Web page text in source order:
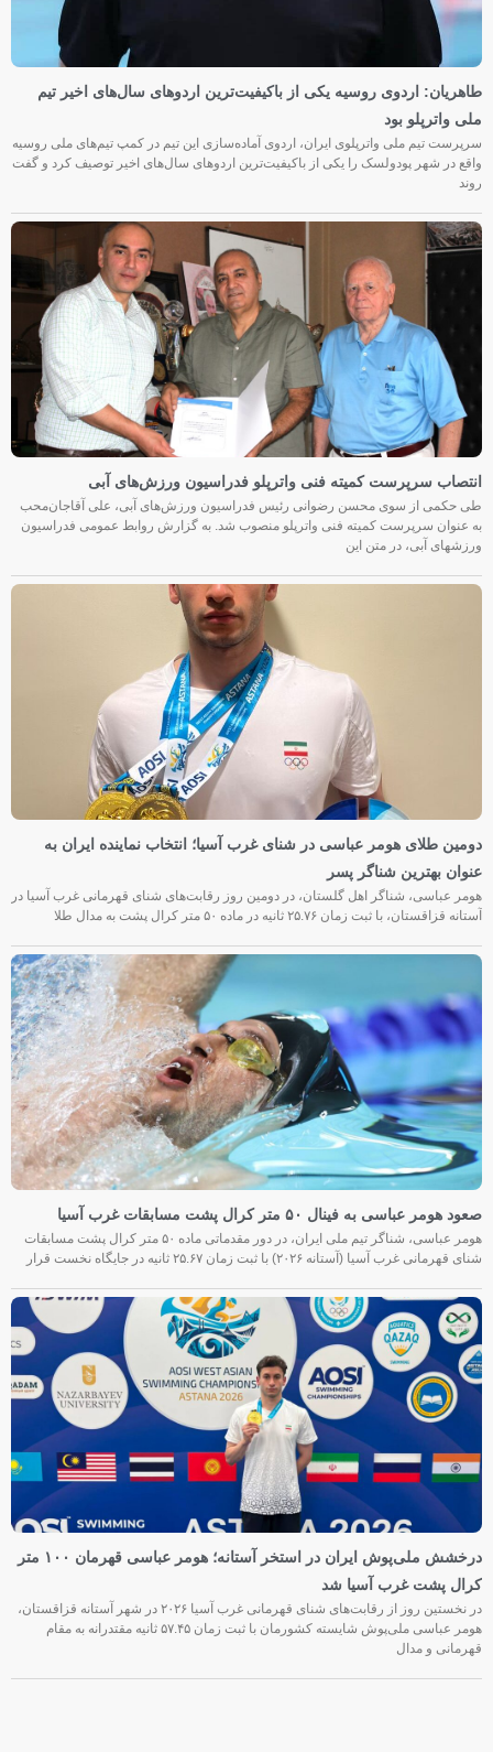
طاهریان: اردوی روسیه یکی از باکیفیت‌ترین اردوهای سال‌های اخیر تیم
ملی واترپلو بود
سرپرست تیم ملی واترپلوی ایران، اردوی آماده‌سازی این تیم در کمپ تیم‌های ملی روسیه
واقع در شهر پودولسک را یکی از باکیفیت‌ترین اردوهای سال‌های اخیر توصیف کرد و گفت
روند
انتصاب سرپرست کمیته فنی واترپلو فدراسیون ورزش‌های آبی
طی حکمی از سوی محسن رضوانی رئیس فدراسیون ورزش‌های آبی، علی آقاجان‌محب
به عنوان سرپرست کمیته فنی واترپلو منصوب شد. به گزارش روابط عمومی فدراسیون
ورزشهای آبی، در متن این
دومین طلای هومر عباسی در شنای غرب آسیا؛ انتخاب نماینده ایران به
عنوان بهترین شناگر پسر
هومر عباسی، شناگر اهل گلستان، در دومین روز رقابت‌های شنای قهرمانی غرب آسیا در
آستانه قزاقستان، با ثبت زمان ۲۵.۷۶ ثانیه در ماده ۵۰ متر کرال پشت به مدال طلا
صعود هومر عباسی به فینال ۵۰ متر کرال پشت مسابقات غرب آسیا
هومر عباسی، شناگر تیم ملی ایران، در دور مقدماتی ماده ۵۰ متر کرال پشت مسابقات
شنای قهرمانی غرب آسیا (آستانه ۲۰۲۶) با ثبت زمان ۲۵.۶۷ ثانیه در جایگاه نخست قرار
درخشش ملی‌پوش ایران در استخر آستانه؛ هومر عباسی قهرمان ۱۰۰ متر
کرال پشت غرب آسیا شد
در نخستین روز از رقابت‌های شنای قهرمانی غرب آسیا ۲۰۲۶ در شهر آستانه قزاقستان،
هومر عباسی ملی‌پوش شایسته کشورمان با ثبت زمان ۵۷.۴۵ ثانیه مقتدرانه به مقام
قهرمانی و مدال